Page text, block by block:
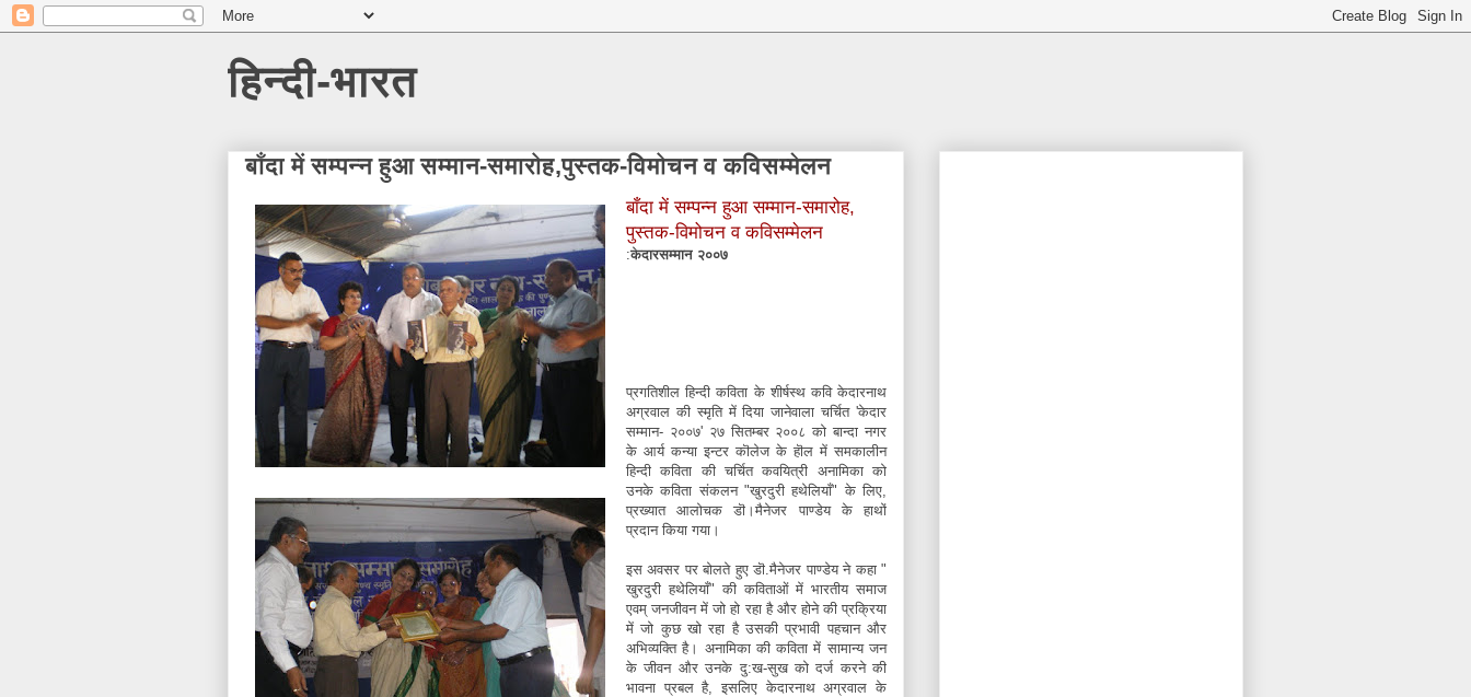
हिन्दी-भारत
बाँदा में सम्पन्न हुआ सम्मान-समारोह,पुस्तक-विमोचन व कविसम्मेलन
बाँदा में सम्पन्न हुआ सम्मान-समारोह,
पुस्तक-विमोचन व कविसम्मेलन
:केदारसम्मान २००७
प्रगतिशील हिन्दी कविता के शीर्षस्थ कवि केदारनाथ
अग्रवाल की स्मृति में दिया जानेवाला चर्चित 'केदार
सम्मान- २००७' २७ सितम्बर २००८ को बान्दा नगर
के आर्य कन्या इन्टर कॊलेज के हॊल में समकालीन
हिन्दी कविता की चर्चित कवयित्री अनामिका को
उनके कविता संकलन "खुरदुरी हथेलियाँ" के लिए,
प्रख्यात आलोचक डॊ।मैनेजर पाण्डेय के हाथों
प्रदान किया गया।
इस अवसर पर बोलते हुए डॊ.मैनेजर पाण्डेय ने कहा "
खुरदुरी हथेलियाँ" की कविताओं में भारतीय समाज
एवम् जनजीवन में जो हो रहा है और होने की प्रक्रिया
में जो कुछ खो रहा है उसकी प्रभावी पहचान और
अभिव्यक्ति है। अनामिका की कविता में सामान्य जन
के जीवन और उनके दु:ख-सुख को दर्ज करने की
भावना प्रबल है, इसलिए केदारनाथ अग्रवाल के